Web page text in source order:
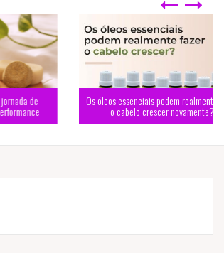
Os óleos essenciais podem realmente fazer
o cabelo crescer novamente?